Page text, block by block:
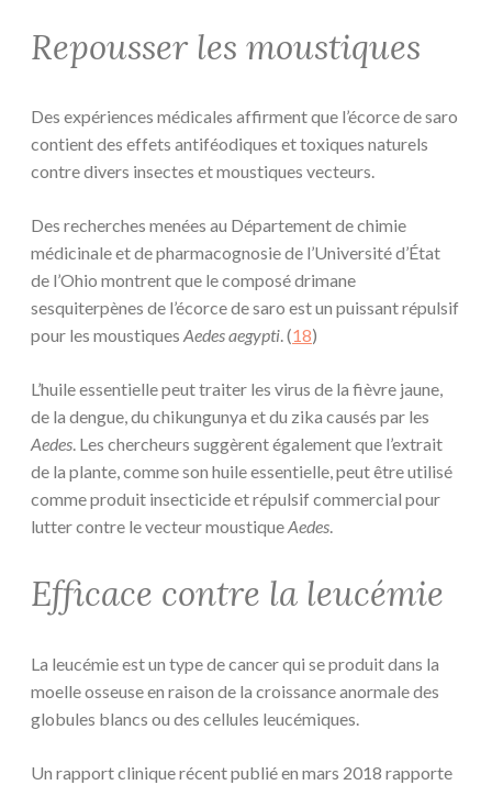
Repousser les moustiques
Des expériences médicales affirment que l’écorce de saro
contient des effets antiféodiques et toxiques naturels
contre divers insectes et moustiques vecteurs.
Des recherches menées au Département de chimie
médicinale et de pharmacognosie de l’Université d’État
de l’Ohio montrent que le composé drimane
sesquiterpènes de l’écorce de saro est un puissant répulsif
pour les moustiques Aedes aegypti. (18)
L’huile essentielle peut traiter les virus de la fièvre jaune,
de la dengue, du chikungunya et du zika causés par les
Aedes. Les chercheurs suggèrent également que l’extrait
de la plante, comme son huile essentielle, peut être utilisé
comme produit insecticide et répulsif commercial pour
lutter contre le vecteur moustiqueAedes.
Efficace contre la leucémie
La leucémie est un type de cancer qui se produit dans la
moelle osseuse en raison de la croissance anormale des
globules blancs ou des cellules leucémiques.
Un rapport clinique récent publié en mars 2018 rapporte